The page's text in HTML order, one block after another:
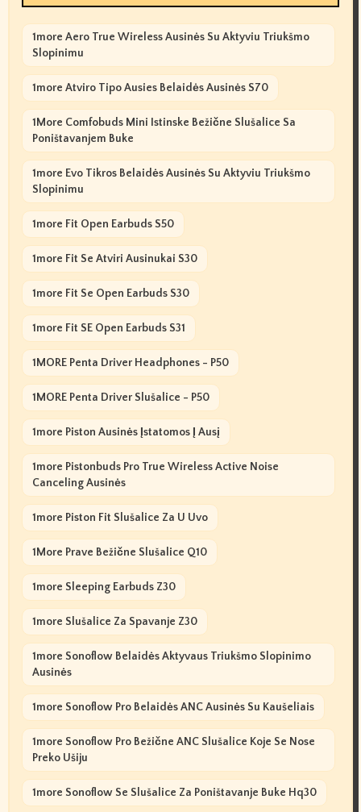
1more Aero True Wireless Ausinės Su Aktyviu Triukšmo
Slopinimu
1more Atviro Tipo Ausies Belaidės Ausinės S70
1More Comfobuds Mini Istinske Bežične Slušalice Sa
Poništavanjem Buke
1more Evo Tikros Belaidės Ausinės Su Aktyviu Triukšmo
Slopinimu
1more Fit Open Earbuds S50
1more Fit Se Atviri Ausinukai S30
1more Fit Se Open Earbuds S30
1more Fit SE Open Earbuds S31
1MORE Penta Driver Headphones - P50
1MORE Penta Driver Slušalice - P50
1more Piston Ausinės Įstatomos Į Ausį
1more Pistonbuds Pro True Wireless Active Noise
Canceling Ausinės
1more Piston Fit Slušalice Za U Uvo
1More Prave Bežične Slušalice Q10
1more Sleeping Earbuds Z30
1more Slušalice Za Spavanje Z30
1more Sonoflow Belaidės Aktyvaus Triukšmo Slopinimo
Ausinės
1more Sonoflow Pro Belaidės ANC Ausinės Su Kaušeliais
1more Sonoflow Pro Bežične ANC Slušalice Koje Se Nose
Preko Ušiju
1more Sonoflow Se Slušalice Za Poništavanje Buke Hq30